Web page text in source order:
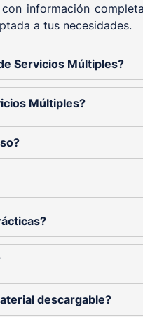
información
a tus necesidades.
Servicios Múltiples?
Múltiples?
descargable?